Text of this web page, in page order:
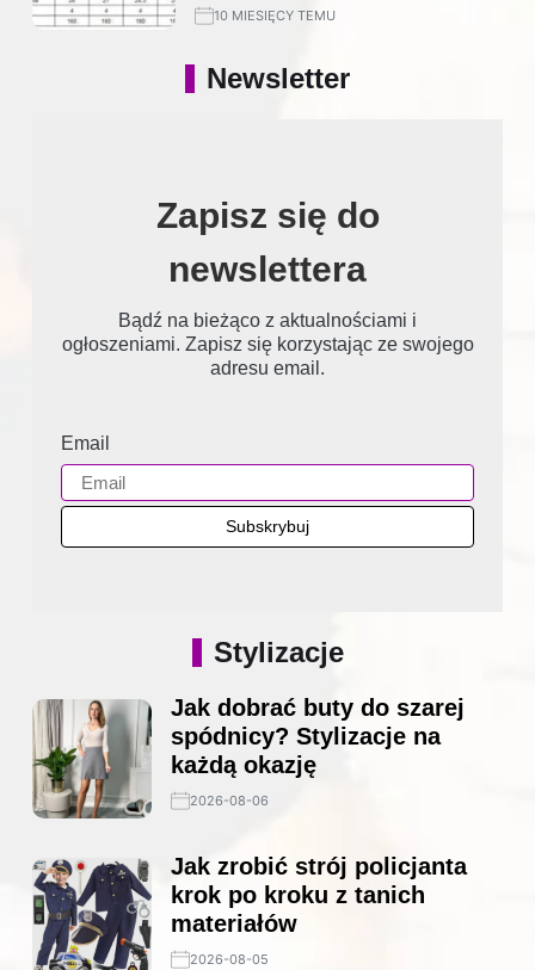
10 MIESIĘCY TEMU
Newsletter
Zapisz się do
newslettera
Bądź na bieżąco z aktualnościami i
ogłoszeniami. Zapisz się korzystając ze swojego
adresu email.
Email
Stylizacje
Jak dobrać buty do szarej
spódnicy? Stylizacje na
każdą okazję
2026-08-06
Jak zrobić strój policjanta
krok po kroku z tanich
materiałów
2026-08-05